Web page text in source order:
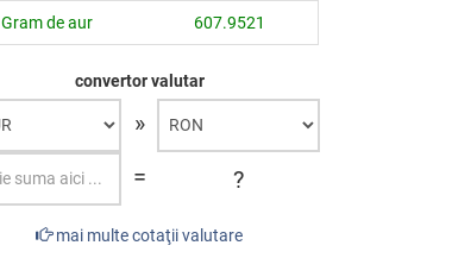
Gram de aur 607.9521
convertor valutar
»
=
?
mai multe cotaţii valutare